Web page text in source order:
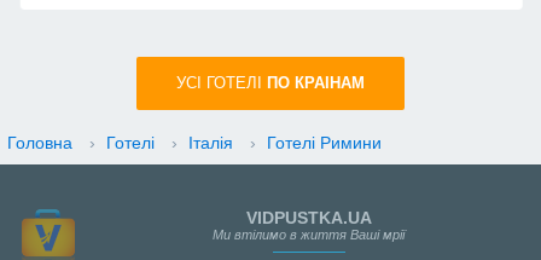
УСI ГОТЕЛІ ПО КРАIНАМ
Головна › Готелі › Італія › Готелі Римини
VIDPUSTKA.UA
Ми втілимо в життя Ваші мрії